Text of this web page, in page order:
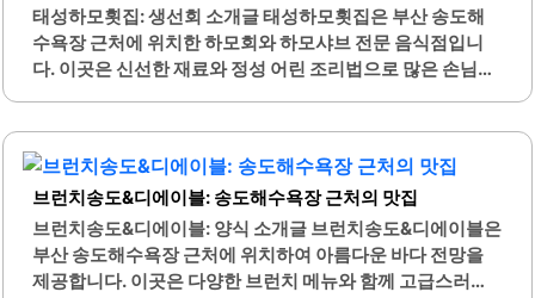
태성하모횟집: 생선회 소개글 태성하모횟집은 부산 송도해
수욕장 근처에 위치한 하모회와 하모샤브 전문 음식점입니
다. 이곳은 신선한 재료와 정성 어린 조리법으로 많은 손님들
에 즐길 수 있는 메뉴가 마련되어 있습니다.특히, 하모샤브는
깊고 시원한 국물과 함께 제공되어, 보양식으로도 적합합니
다. 태성하모횟집은 가족 단위 손님을 위한 편안한 분위기를
제공하며, 넓은 공간과 쾌적한 환경이 특징입니다. 또한, 송
도해수욕장과 가까워 해변에서의 여유로운 시간과 함께 방문
하기에 좋은 장소입니다.이곳의 직원들은 친절하게 손님을
브런치송도&디에이블: 송도해수욕장 근처의 맛집
브런치송도&디에이블: 양식 소개글 브런치송도&디에이블은
부산 송도해수욕장 근처에 위치하여 아름다운 바다 전망을
제공합니다. 이곳은 다양한 브런치 메뉴와 함께 고급스러운